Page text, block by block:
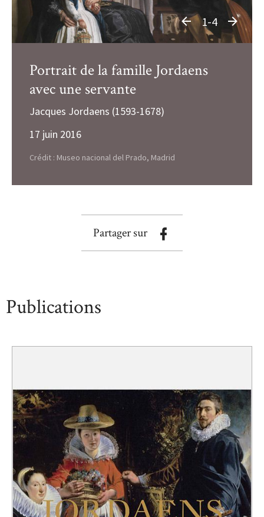
Portrait de la famille Jordaens
avec une servante
Jacques Jordaens (1593-1678)
17 juin 2016
Crédit : Museo nacional del Prado, Madrid
1-4
Partager sur
Publications